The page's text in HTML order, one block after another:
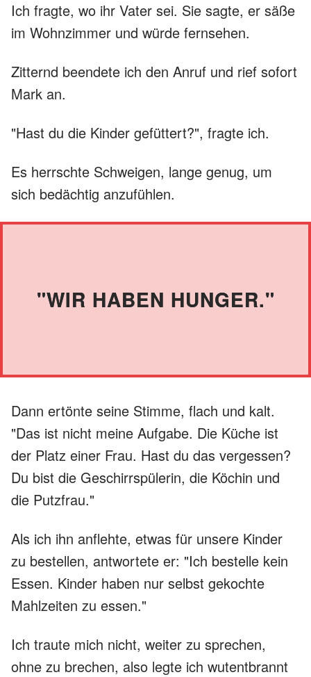
Ich fragte, wo ihr Vater sei. Sie sagte, er säße
im Wohnzimmer und würde fernsehen.
Zitternd beendete ich den Anruf und rief sofort
Mark an.
"Hast du die Kinder gefüttert?", fragte ich.
Es herrschte Schweigen, lange genug, um
sich bedächtig anzufühlen.
"WIR HABEN HUNGER."
Dann ertönte seine Stimme, flach und kalt.
"Das ist nicht meine Aufgabe. Die Küche ist
der Platz einer Frau. Hast du das vergessen?
Du bist die Geschirrspülerin, die Köchin und
die Putzfrau."
Als ich ihn anflehte, etwas für unsere Kinder
zu bestellen, antwortete er: "Ich bestelle kein
Essen. Kinder haben nur selbst gekochte
Mahlzeiten zu essen."
Ich traute mich nicht, weiter zu sprechen,
ohne zu brechen, also legte ich wutentbrannt